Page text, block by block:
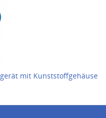
mit Kunststoffgehäuse